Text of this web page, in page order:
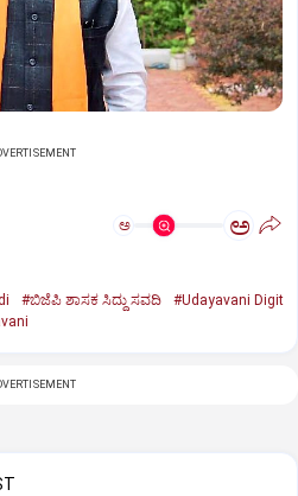
ಅ ಅ
#ಬಿಜೆಪಿ ಶಾಸಕ ಸಿದ್ದು ಸವದಿ
#Udayavani Digit